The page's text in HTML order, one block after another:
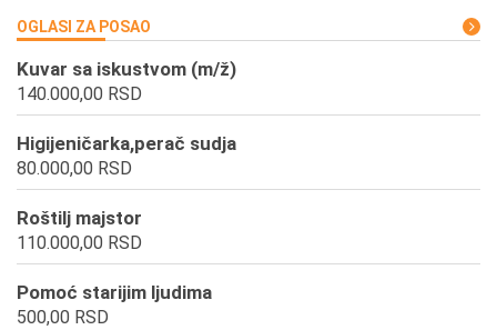
OGLASI ZA POSAO
Kuvar sa iskustvom (m/ž)
140.000,00 RSD
Higijeničarka,perač sudja
80.000,00 RSD
Roštilj majstor
110.000,00 RSD
Pomoć starijim ljudima
500,00 RSD